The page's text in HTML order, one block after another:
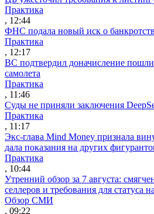
Практика
, 12:44
ФНС подала новый иск о
Практика
, 12:17
ВС подтвердил доначисление
самолета
Практика
, 11:46
Суды не приняли заключения
Практика
, 11:17
Экс-глава Mind Money признала
дала показания на других
Практика
, 10:44
Утренний обзор за 7 августа:
селлеров и требования для статуса
Обзор СМИ
, 09:22